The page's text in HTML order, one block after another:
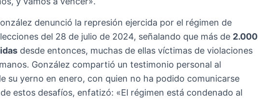
denunció la represión ejercida por el régimen de
del 28 de julio de 2024, señalando que más de 2.000
desde entonces, muchas de ellas víctimas de violaciones
González compartió un testimonio personal al
su yerno en enero, con quien no ha podido comunicarse
estos desafíos, enfatizó: «El régimen está condenado al